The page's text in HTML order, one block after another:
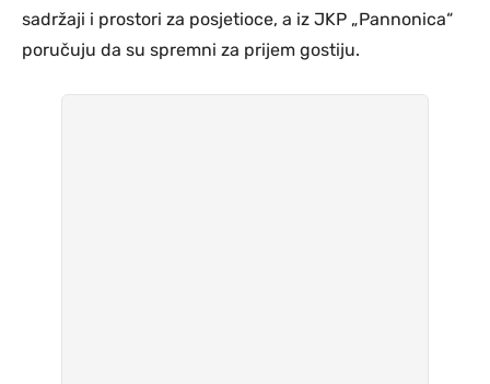
sadržaji i prostori za posjetioce, a iz JKP „Pannonica“
poručuju da su spremni za prijem gostiju.